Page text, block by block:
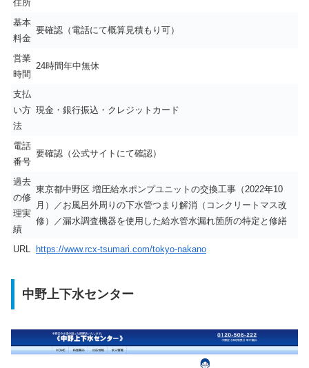
住所
基本
料金
要確認（電話にて概算見積もり可）
営業
時間
24時間年中無休
支払
い方
法
現金・銀行振込・クレジットカード
電話
番号
要確認（公式サイトにて確認）
過去
の修
理実
績
東京都中野区 増圧給水ポンプユニットの交換工事（2022年10
月）／お風呂外周りの下水管つまり解消（コンクリートマス改
修）／漏水調査機器を使用した給水管水漏れ箇所の特定と修繕
URL https://www.rcx-tsumari.com/tokyo-nakano
中野上下水センター